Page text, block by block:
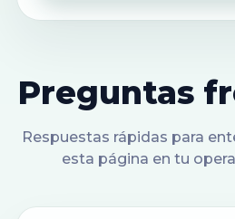
Preguntas
Respuestas rápidas para
esta página en tu